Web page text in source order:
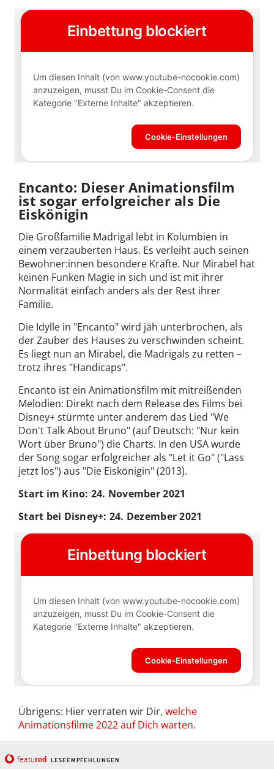
Encanto: Dieser Animationsfilm
ist sogar erfolgreicher als Die
Eiskönigin
Die Großfamilie Madrigal lebt in Kolumbien in
einem verzauberten Haus. Es verleiht auch seinen
Bewohner:innen besondere Kräfte. Nur Mirabel hat
keinen Funken Magie in sich und ist mit ihrer
Normalität einfach anders als der Rest ihrer
Familie.
Die Idylle in "Encanto" wird jäh unterbrochen, als
der Zauber des Hauses zu verschwinden scheint.
Es liegt nun an Mirabel, die Madrigals zu retten –
trotz ihres "Handicaps".
Encanto ist ein Animationsfilm mit mitreißenden
Melodien: Direkt nach dem Release des Films bei
Disney+ stürmte unter anderem das Lied "We
Don't Talk About Bruno" (auf Deutsch: "Nur kein
Wort über Bruno") die Charts. In den USA wurde
der Song sogar erfolgreicher als "Let it Go" ("Lass
jetzt los") aus "Die Eiskönigin" (2013).
Start im Kino: 24. November 2021
Start bei Disney+: 24. Dezember 2021
Übrigens: Hier verraten wir Dir, welche
Animationsfilme 2022 auf Dich warten.
featured LESEEMPFEHLUNGEN